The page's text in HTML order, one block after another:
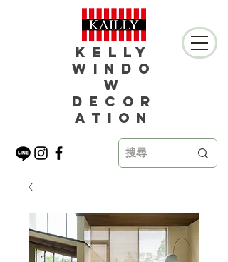
Kelly
Windo
w
Decor
ation